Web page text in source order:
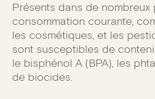
Présents dans de
consommation courante,
les cosmétiques, et les
sont susceptibles de
le bisphénol A (BPA), les
de biocides.